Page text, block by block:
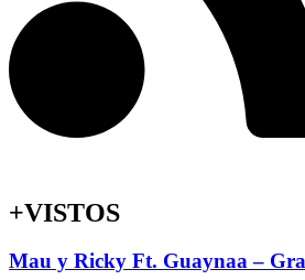
+VISTOS
Mau y Ricky Ft. Guaynaa –